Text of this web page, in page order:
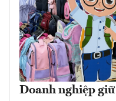
Doanh nghiệp